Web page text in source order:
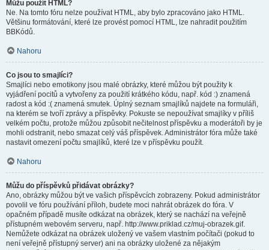
Můžu použít HTML?
Ne. Na tomto fóru nelze používat HTML, aby bylo zpracováno jako HTML.
Většinu formátování, které lze provést pomocí HTML, lze nahradit použitím
BBKódů.
Nahoru
Co jsou to smajlíci?
Smajlíci nebo emotikony jsou malé obrázky, které můžou být použity k
vyjádření pocitů a vytvořeny za použití krátkého kódu, např. kód :) znamená
radost a kód :( znamená smutek. Úplný seznam smajlíků najdete na formuláři,
na kterém se tvoří zprávy a příspěvky. Pokuste se nepoužívat smajlíky v příliš
velkém počtu, protože můžou způsobit nečitelnost příspěvku a moderátoři by je
mohli odstranit, nebo smazat celý váš příspěvek. Administrátor fóra může také
nastavit omezení počtu smajlíků, které lze v příspěvku použít.
Nahoru
Můžu do příspěvků přidávat obrázky?
Ano, obrázky můžou být ve vašich příspěvcích zobrazeny. Pokud administrátor
povolil ve fóru používání příloh, budete moci nahrát obrázek do fóra. V
opačném případě musíte odkázat na obrázek, který se nachází na veřejně
přístupném webovém serveru, např. http://www.priklad.cz/muj-obrazek.gif.
Nemůžete odkázat na obrázek uložený ve vašem vlastním počítači (pokud to
není veřejně přístupný server) ani na obrázky uložené za nějakým